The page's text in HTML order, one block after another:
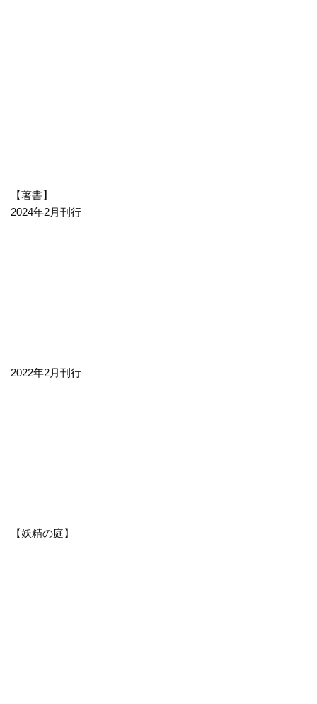
【著書】
2024年2月刊行
2022年2月刊行
【妖精の庭】